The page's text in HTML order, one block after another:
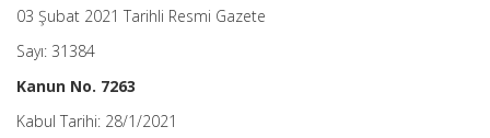
03 Şubat 2021 Tarihli Resmi Gazete
Sayı: 31384
Kanun No. 7263
Kabul Tarihi: 28/1/2021